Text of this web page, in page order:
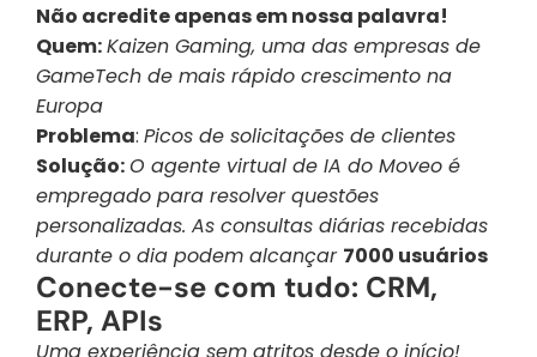
Não acredite apenas em nossa palavra!
Quem:Kaizen Gaming, uma das empresas de
GameTech de mais rápido crescimento na
Europa
Problema: Picos de solicitações de clientes
Solução:O agente virtual de IA do Moveo é
empregado para resolver questões
personalizadas. As consultas diárias recebidas
durante o dia podem alcançar 7000 usuários
Conecte-se com tudo: CRM,
ERP, APIs